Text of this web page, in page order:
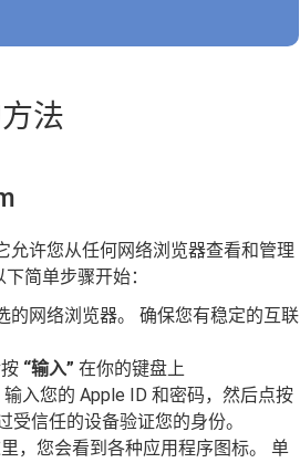
法
允许您从任何网络浏览器查看和管理
简单步骤开始：
的网络浏览器。 确保您有稳定的互联
“输入” 在你的键盘上
入您的 Apple ID 和密码，然后点按
信任的设备验证您的身份。
，您会看到各种应用程序图标。 单